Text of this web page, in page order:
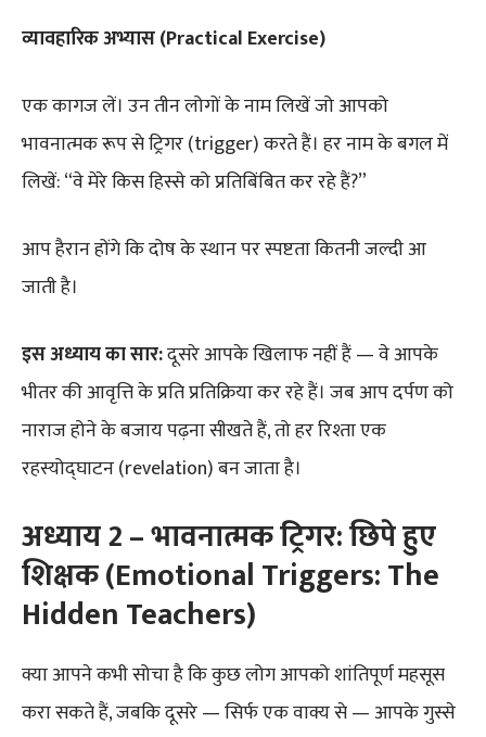
व्यावहारिक अभ्यास (Practical Exercise)
एक कागज लें। उन तीन लोगों के नाम लिखें जो आपको
भावनात्मक रूप से ट्रिगर (trigger) करते हैं। हर नाम के बगल में
लिखें: “वे मेरे किस हिस्से को प्रतिबिंबित कर रहे हैं?”
आप हैरान होंगे कि दोष के स्थान पर स्पष्टता कितनी जल्दी आ
जाती है।
इस अध्याय का सार:दूसरे आपके खिलाफ नहीं हैं — वे आपके
भीतर की आवृत्ति के प्रति प्रतिक्रिया कर रहे हैं। जब आप दर्पण को
नाराज होने के बजाय पढ़ना सीखते हैं, तो हर रिश्ता एक
रहस्योद्घाटन (revelation) बन जाता है।
अध्याय 2 – भावनात्मक ट्रिगर: छिपे हुए
शिक्षक (Emotional Triggers: The
Hidden Teachers)
क्या आपने कभी सोचा है कि कुछ लोग आपको शांतिपूर्ण महसूस
करा सकते हैं, जबकि दूसरे — सिर्फ एक वाक्य से — आपके गुस्से